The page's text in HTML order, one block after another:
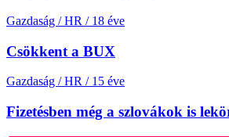
Gazdaság / HR / 18 éve
Csökkent a BUX
Gazdaság / HR / 15 éve
Fizetésben még a szlovákok is